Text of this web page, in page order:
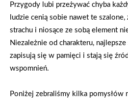
Przygody lubi przeżywać chyba
ludzie cenią sobie nawet te
strachu i niosące ze sobą element
Niezależnie od charakteru,
zapisują się w pamięci i stają się
wspomnień.
Poniżej zebraliśmy kilka pomysłów